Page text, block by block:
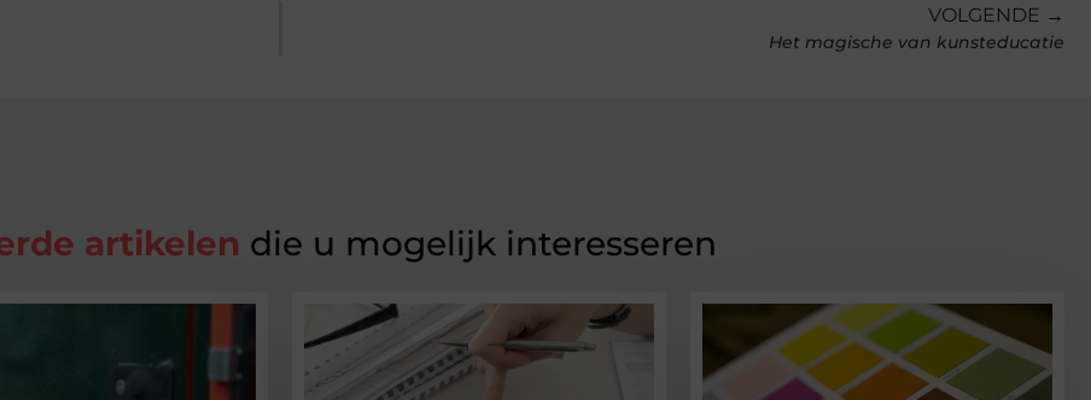
VOLGENDE →
Het magische van kunsteducatie
artikelen die u mogelijk interesseren